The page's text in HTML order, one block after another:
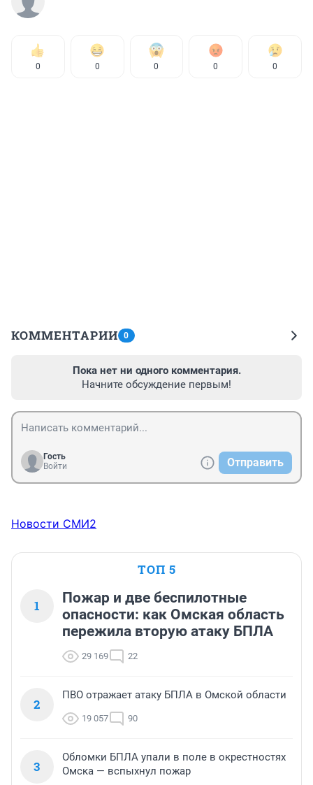
0 0 0 0 0
КОММЕНТАРИИ 0
Пока нет ни одного комментария.
Начните обсуждение первым!
Гость
Войти
Отправить
Новости СМИ2
ТОП 5
1
Пожар и две беспилотные
опасности: как Омская область
пережила вторую атаку БПЛА
29 169 22
2
ПВО отражает атаку БПЛА в Омской области
19 057 90
3
Обломки БПЛА упали в поле в окрестностях
Омска — вспыхнул пожар